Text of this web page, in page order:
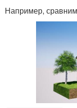
Например,